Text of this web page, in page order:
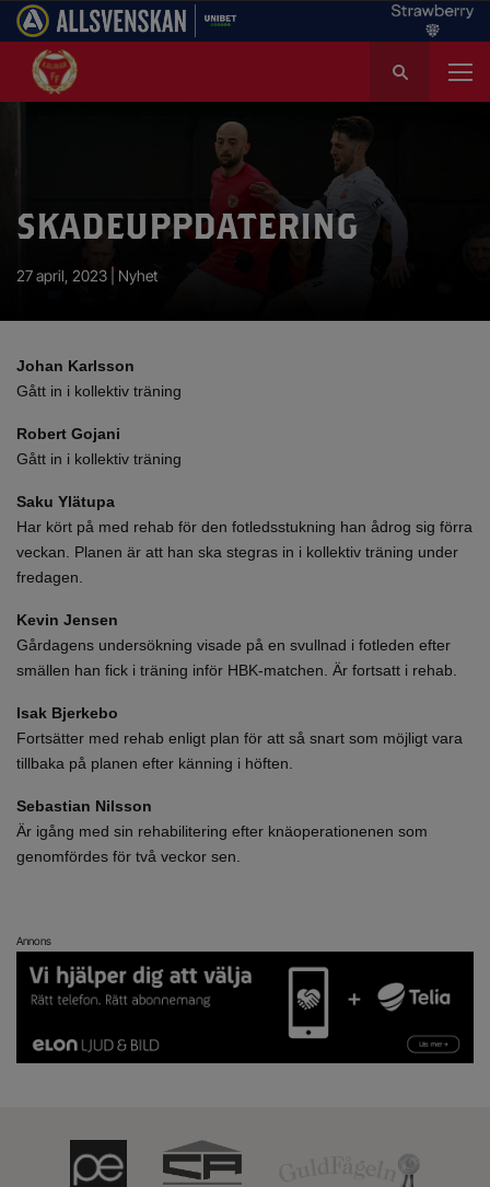
k
SKADEUPPDATERING
27 april, 2023 | Nyhet
Johan Karlsson
Gått in i kollektiv träning
Robert Gojani
Gått in i kollektiv träning
Saku Ylätupa
Har kört på med rehab för den fotledsstukning han ådrog sig förra
veckan. Planen är att han ska stegras in i kollektiv träning under
fredagen.
Kevin Jensen
Gårdagens undersökning visade på en svullnad i fotleden efter
smällen han fick i träning inför HBK-matchen. Är fortsatt i rehab.
Isak Bjerkebo
Fortsätter med rehab enligt plan för att så snart som möjligt vara
tillbaka på planen efter känning i höften.
Sebastian Nilsson
Är igång med sin rehabilitering efter knäoperationenen som
genomfördes för två veckor sen.
Annons